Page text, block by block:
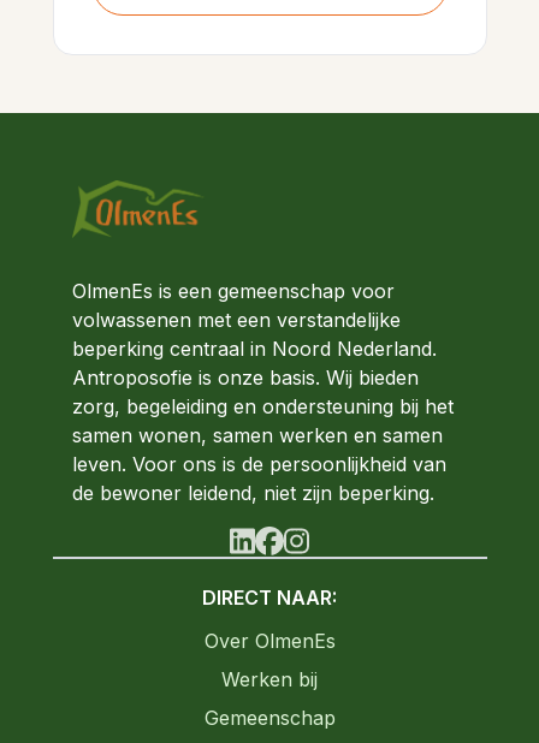
OlmenEs is een gemeenschap voor
volwassenen met een verstandelijke
beperking centraal in Noord Nederland.
Antroposofie is onze basis. Wij bieden
zorg, begeleiding en ondersteuning bij het
samen wonen, samen werken en samen
leven. Voor ons is de persoonlijkheid van
de bewoner leidend, niet zijn beperking.
linkedin
facebook
instagram
DIRECT NAAR:
Over OlmenEs
Werken bij
Gemeenschap